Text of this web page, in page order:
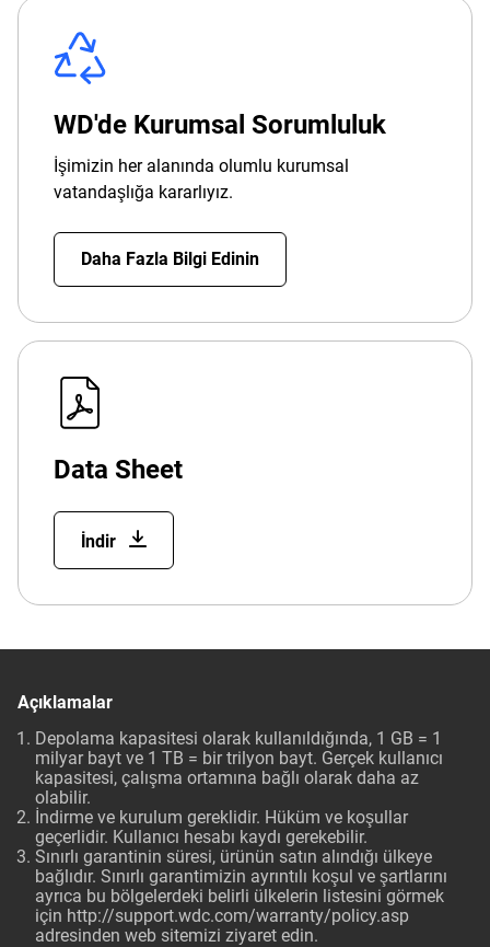
WD'de Kurumsal Sorumluluk
İşimizin her alanında olumlu kurumsal
vatandaşlığa kararlıyız.
Daha Fazla Bilgi Edinin
Data Sheet
İndir
Açıklamalar
Depolama kapasitesi olarak kullanıldığında, 1 GB = 1
milyar bayt ve 1 TB = bir trilyon bayt. Gerçek kullanıcı
kapasitesi, çalışma ortamına bağlı olarak daha az
olabilir.
İndirme ve kurulum gereklidir. Hüküm ve koşullar
geçerlidir. Kullanıcı hesabı kaydı gerekebilir.
Sınırlı garantinin süresi, ürünün satın alındığı ülkeye
bağlıdır. Sınırlı garantimizin ayrıntılı koşul ve şartlarını
ayrıca bu bölgelerdeki belirli ülkelerin listesini görmek
için http://support.wdc.com/warranty/policy.asp
adresinden web sitemizi ziyaret edin.